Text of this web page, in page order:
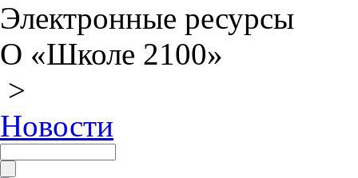
Электронные ресурсы
О «Школе 2100»
>
Новости